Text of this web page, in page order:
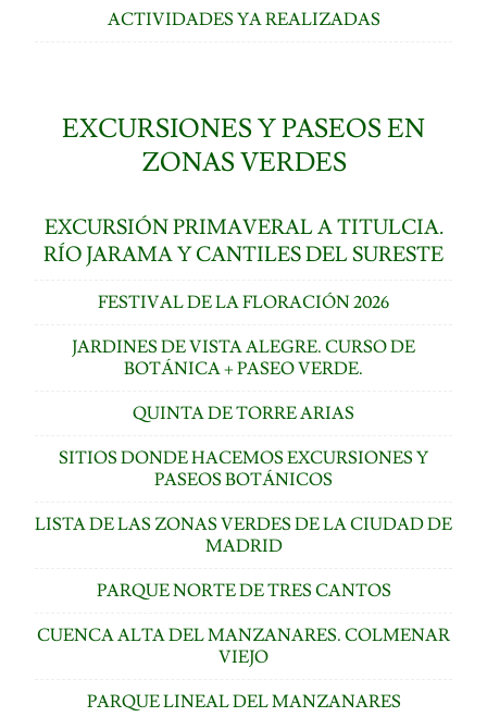
ACTIVIDADES YA REALIZADAS
EXCURSIONES Y PASEOS EN
ZONAS VERDES
EXCURSIÓN PRIMAVERAL A TITULCIA.
RÍO JARAMA Y CANTILES DEL SURESTE
FESTIVAL DE LA FLORACIÓN 2026
JARDINES DE VISTA ALEGRE. CURSO DE
BOTÁNICA + PASEO VERDE.
QUINTA DE TORRE ARIAS
SITIOS DONDE HACEMOS EXCURSIONES Y
PASEOS BOTÁNICOS
LISTA DE LAS ZONAS VERDES DE LA CIUDAD DE
MADRID
PARQUE NORTE DE TRES CANTOS
CUENCA ALTA DEL MANZANARES. COLMENAR
VIEJO
PARQUE LINEAL DEL MANZANARES